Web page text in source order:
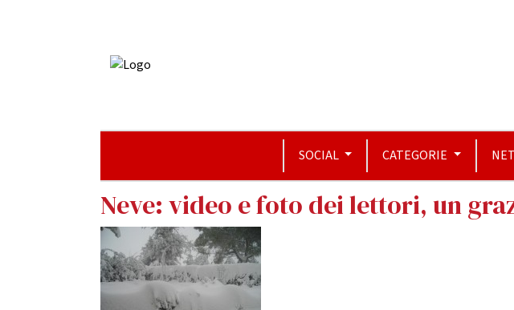
SOCIAL CATEGORIE
Neve: video e foto dei lettori, un